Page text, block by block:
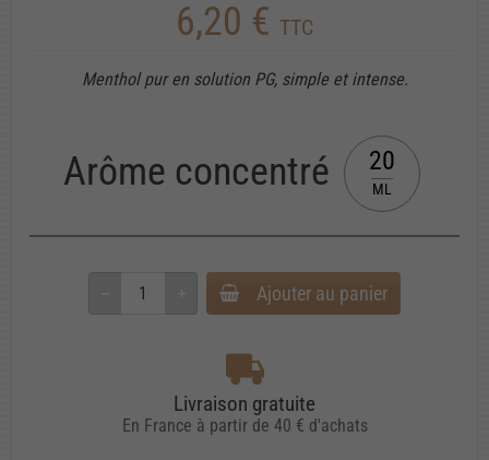
6,20 € TTC
Menthol pur en solution PG, simple et intense.
Arôme concentré 20
ML
Ajouter au panier
Livraison gratuite
En France à partir de 40 € d'achats